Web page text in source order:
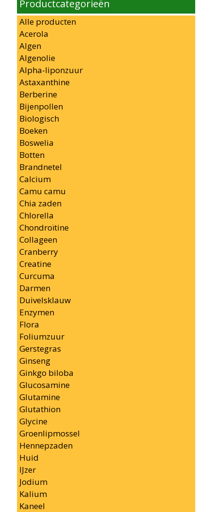
Productcategorieën
Alle producten
Acerola
Algen
Algenolie
Alpha-liponzuur
Astaxanthine
Berberine
Bijenpollen
Biologisch
Boeken
Boswelia
Botten
Brandnetel
Calcium
Camu camu
Chia zaden
Chlorella
Chondroïtine
Collageen
Cranberry
Creatine
Curcuma
Darmen
Duivelsklauw
Enzymen
Flora
Foliumzuur
Gerstegras
Ginseng
Ginkgo biloba
Glucosamine
Glutamine
Glutathion
Glycine
Groenlipmossel
Hennepzaden
Huid
IJzer
Jodium
Kalium
Kaneel